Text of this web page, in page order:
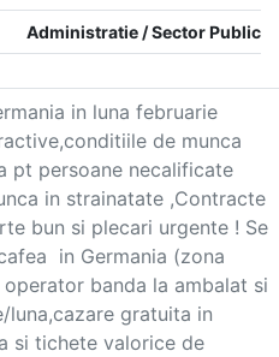
Administratie / Sector Public
in luna februarie
de munca
pt persoane necalificate
in strainatate ,Contracte
bun si plecari urgente ! Se
in Germania (zona
banda la ambalat si
luna,cazare gratuita in
si tichete valorice de